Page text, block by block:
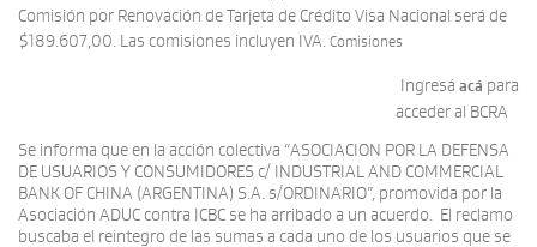
Comisión por Renovación de Tarjeta de Crédito Visa Nacional será de
$189.607,00. Las comisiones incluyen IVA. Comisiones
Ingresá acá para
acceder al BCRA
Se informa que en la acción colectiva “ASOCIACION POR LA DEFENSA
DE USUARIOS Y CONSUMIDORES c/ INDUSTRIAL AND COMMERCIAL
BANK OF CHINA (ARGENTINA) S.A. s/ORDINARIO”, promovida por la
Asociación ADUC contra ICBC se ha arribado a un acuerdo. El reclamo
buscaba el reintegro de las sumas a cada uno de los usuarios que se